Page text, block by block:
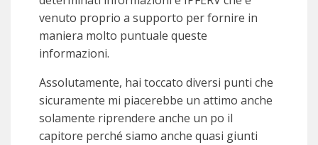
venuto proprio a supporto per fornire in
maniera molto puntuale queste
informazioni.
Assolutamente, hai toccato diversi punti che
sicuramente mi piacerebbe un attimo anche
solamente riprendere anche un po il
capitore perché siamo anche quasi giunti